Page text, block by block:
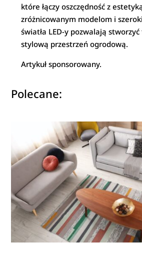
które łączy oszczędność z
zróżnicowanym modelom i
światła LED-y pozwalają
stylową przestrzeń ogrodową.
Artykuł sponsorowany.
Polecane: